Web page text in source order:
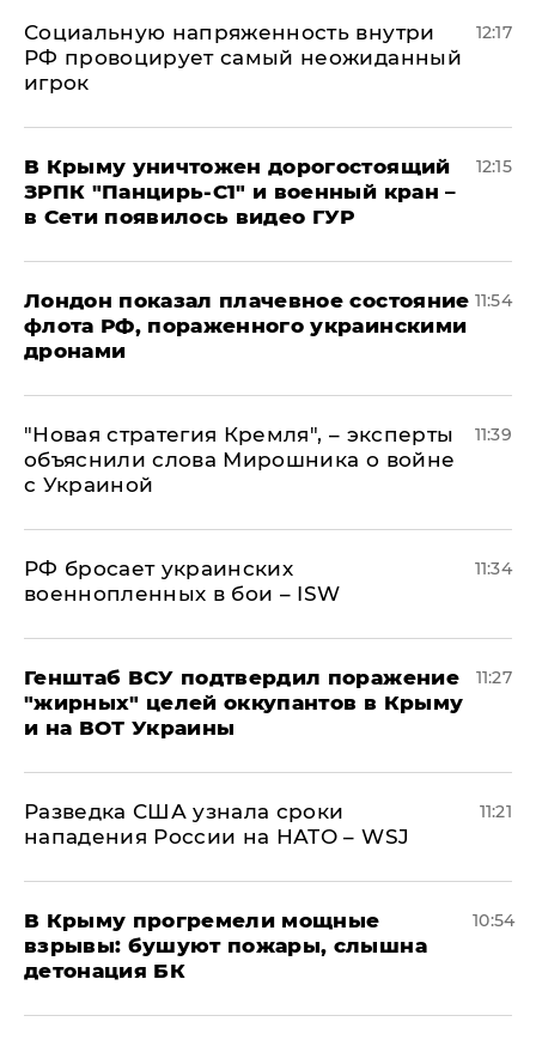
Социальную напряженность внутри
РФ провоцирует самый неожиданный
игрок
12:17
В Крыму уничтожен дорогостоящий
ЗРПК "Панцирь-С1" и военный кран –
в Сети появилось видео ГУР
12:15
Лондон показал плачевное состояние
флота РФ, пораженного украинскими
дронами
11:54
"Новая стратегия Кремля", – эксперты
объяснили слова Мирошника о войне
с Украиной
11:39
РФ бросает украинских
военнопленных в бои – ISW
11:34
Генштаб ВСУ подтвердил поражение
"жирных" целей оккупантов в Крыму
и на ВОТ Украины
11:27
Разведка США узнала сроки
нападения России на НАТО – WSJ
11:21
В Крыму прогремели мощные
взрывы: бушуют пожары, слышна
детонация БК
10:54